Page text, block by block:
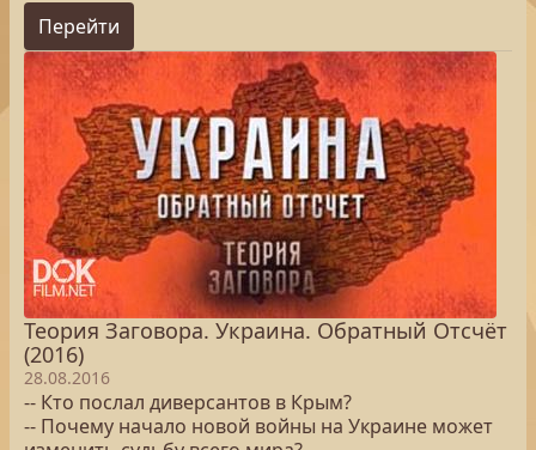
Перейти
Теория Заговора. Украина. Обратный Отсчёт
(2016)
28.08.2016
-- Кто послал диверсантов в Крым?
-- Почему начало новой войны на Украине может